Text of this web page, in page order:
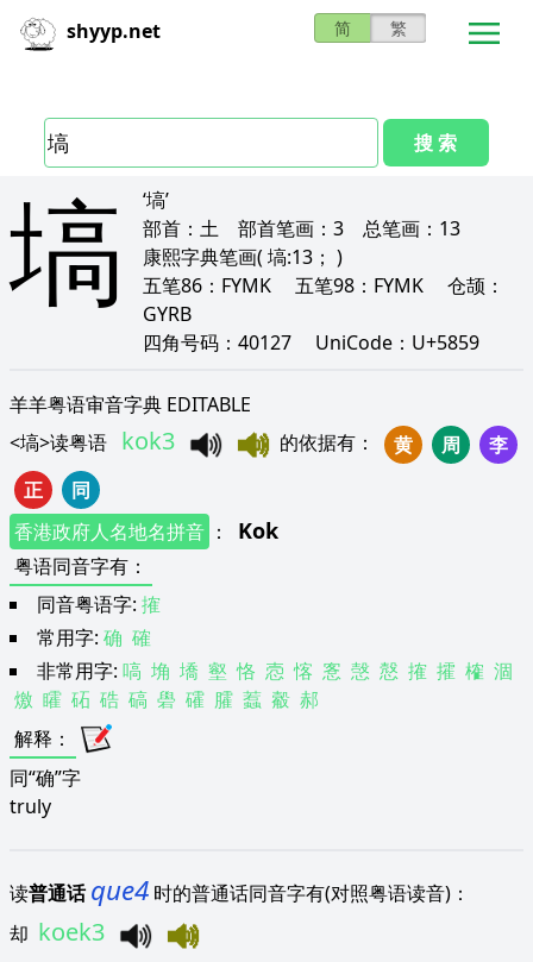
shyyp.net 简 繁
搜 索
塙
‘塙’
部首： 土 部首笔画： 3 总笔画： 13
康熙字典笔画( 塙:13； )
五笔86： FYMK 五笔98： FYMK 仓颉：
GYRB
四角号码： 40127 UniCode： U+5859
羊羊粤语审音字典 EDITABLE
<塙>读粤语 kok3 的依据有 ： 黄 周
李
正
同
香港政府人名地名拼音 ： Kok
粤语同音字有 ：
同音粤语字: 搉
常用字: 确 確
非常用字: 嗃 埆 墧 壑 恪 悫 愘 愙 愨 慤 搉 攉 榷 涸
燩 矐 砳 硞 碻 礐 礭 臛 蠚 觳 郝
解释 ：
同“确”字
truly
读普通话 que4 时的普通话同音字有(对照粤语读音)：
却 koek3